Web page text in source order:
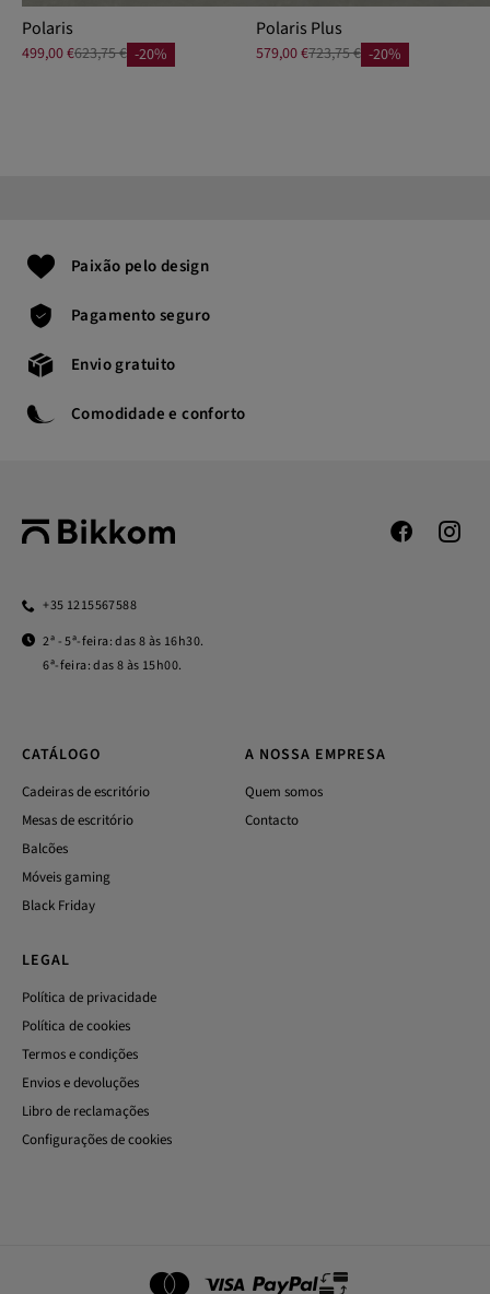
Polaris
499,00 €623,75 € -20%
Polaris Plus
579,00 €723,75 € -20%
Paixão pelo design
Pagamento seguro
Envio gratuito
Comodidade e conforto
+35 1215567588
2ª - 5ª-feira: das 8 às 16h30.
6ª-feira: das 8 às 15h00.
CATÁLOGO
Cadeiras de escritório
Mesas de escritório
Balcões
Móveis gaming
Black Friday
A NOSSA EMPRESA
Quem somos
Contacto
LEGAL
Política de privacidade
Política de cookies
Termos e condições
Envios e devoluções
Libro de reclamações
Configurações de cookies